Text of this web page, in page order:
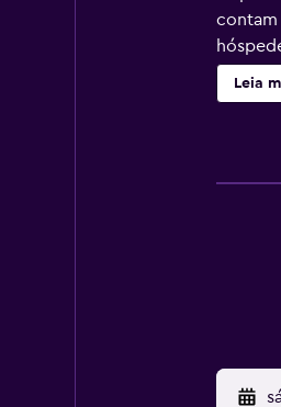
contam
Leia